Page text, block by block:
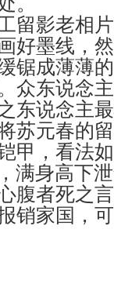
留影老相
好墨线，
锯成薄薄
众东说念
东说念主
苏元春的
甲，看法
满身高下
腹者死之
销家国，